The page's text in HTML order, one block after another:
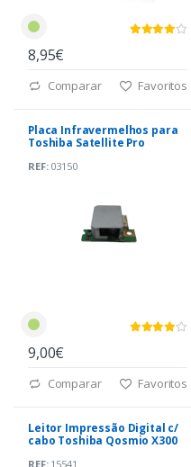
8,95€
Comparar Favoritos
Placa Infravermelhos para
Toshiba Satellite Pro
REF:03150
9,00€
Comparar Favoritos
Leitor Impressão Digital c/
cabo Toshiba Qosmio X300
REF:15541